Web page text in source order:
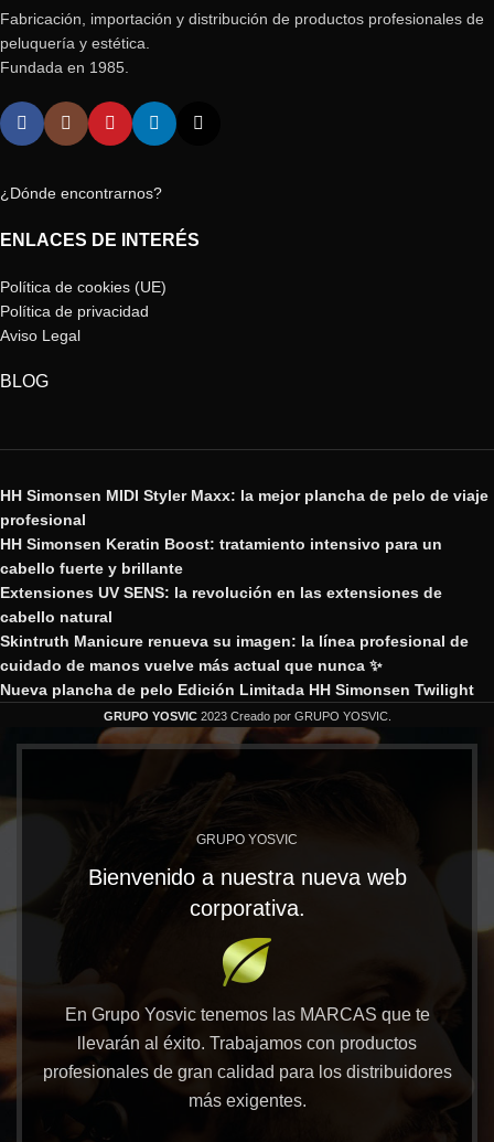
Fabricación, importación y distribución de productos profesionales de
peluquería y estética.
Fundada en 1985.
¿Dónde encontrarnos?
ENLACES DE INTERÉS
Política de cookies (UE)
Política de privacidad
Aviso Legal
BLOG
HH Simonsen MIDI Styler Maxx: la mejor plancha de pelo de viaje
profesional
HH Simonsen Keratin Boost: tratamiento intensivo para un
cabello fuerte y brillante
Extensiones UV SENS: la revolución en las extensiones de
cabello natural
Skintruth Manicure renueva su imagen: la línea profesional de
cuidado de manos vuelve más actual que nunca ✨
Nueva plancha de pelo Edición Limitada HH Simonsen Twilight
GRUPO YOSVIC 2023 Creado por GRUPO YOSVIC.
GRUPO YOSVIC
Bienvenido a nuestra nueva web
corporativa.
En Grupo Yosvic tenemos las MARCAS que te
llevarán al éxito. Trabajamos con productos
profesionales de gran calidad para los distribuidores
más exigentes.